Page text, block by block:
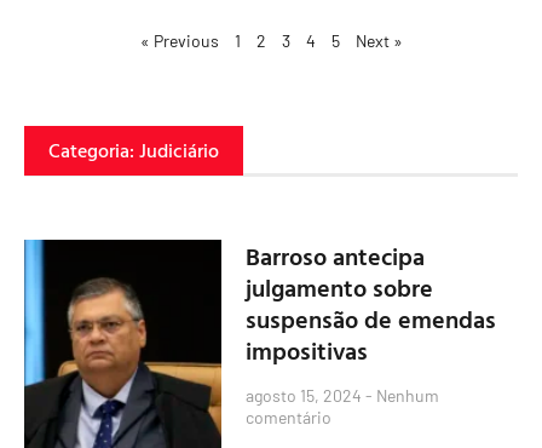
« Previous 1 2 3 4 5 Next »
Categoria: Judiciário
Barroso antecipa
julgamento sobre
suspensão de emendas
impositivas
agosto 15, 2024 Nenhum
comentário